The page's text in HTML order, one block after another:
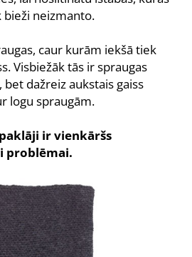
neizmanto.
caur kurām iekšā tiek
Visbiežāk tās ir spraugas
dažreiz aukstais gaiss
logu spraugām.
ir vienkāršs
problēmai.